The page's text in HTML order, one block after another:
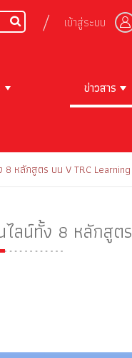
เข้าสู่ระบบ
ข่าวสาร
หลักสูตร บน V TRC Learning
น์ทั้ง 8 หลักสูต